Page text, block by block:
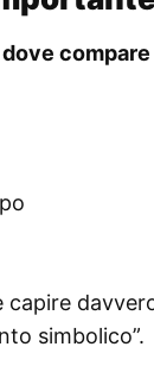
dove
capire
simbolico”.